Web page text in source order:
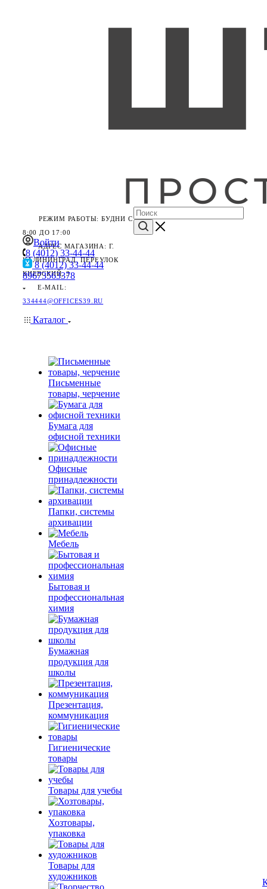
РЕЖИМ РАБОТЫ: БУДНИ С
8:00 ДО 17:00
АДРЕС МАГАЗИНА: Г.
КАЛИНИНГРАД, ПЕРЕУЛОК
КИЕВСКИЙ, 3
E-MAIL:
334444@OFFICES39.RU
Войти
8 (4012) 33-44-44
8 (4012) 33-44-44
89673563378
Каталог
Письменные
товары, черчение
Бумага для
офисной техники
Офисные
принадлежности
Папки, системы
архивации
Мебель
Бытовая и
профессиональная
химия
Бумажная
продукция для
школы
Презентация,
коммуникация
Гигиенические
товары
Товары для учебы
Хозтовары,
упаковка
Товары для
художников